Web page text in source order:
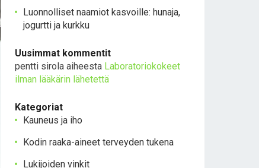
Luonnolliset naamiot kasvoille: hunaja,
jogurtti ja kurkku
Uusimmat kommentit
pentti sirola aiheesta Laboratoriokokeet
ilman lääkärin lähetettä
Kategoriat
Kauneus ja iho
Kodin raaka-aineet terveyden tukena
Lukijoiden vinkit